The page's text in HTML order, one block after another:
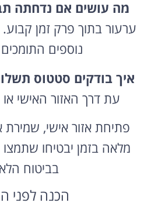
מה עושים אם נדחתה
ערעור בתוך פרק זמן
נוספים
איך בודקים סטטוס
עת דרך האזור האישי
פתיחת אזור אישי,
מלאה בזמן יבטיחו שתמצו
בביטוח
הכנה לפני